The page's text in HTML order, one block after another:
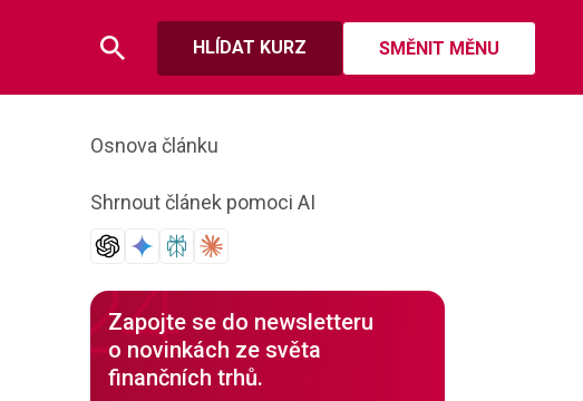
HLÍDAT KURZ SMĚNIT MĚNU
Osnova článku
Shrnout článek pomoci AI
Zapojte se do newsletteru
o novinkách ze světa
finančních trhů.